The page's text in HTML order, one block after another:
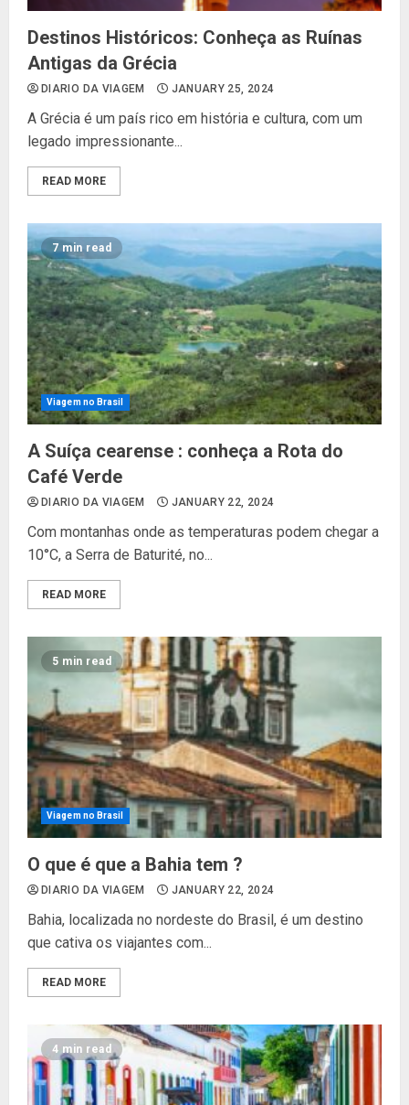
Destinos Históricos: Conheça as Ruínas
Antigas da Grécia
DIARIO DA VIAGEM JANUARY 25, 2024
A Grécia é um país rico em história e cultura, com um
legado impressionante...
READ MORE
7 min read
Viagem no Brasil
A Suíça cearense : conheça a Rota do
Café Verde
DIARIO DA VIAGEM JANUARY 22, 2024
Com montanhas onde as temperaturas podem chegar a
10°C, a Serra de Baturité, no...
READ MORE
5 min read
Viagem no Brasil
O que é que a Bahia tem ?
DIARIO DA VIAGEM JANUARY 22, 2024
Bahia, localizada no nordeste do Brasil, é um destino
que cativa os viajantes com...
READ MORE
4 min read